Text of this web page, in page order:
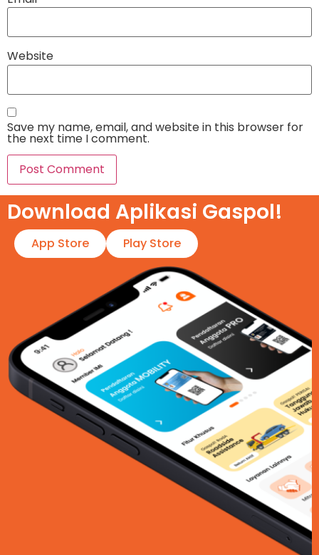
Website
Save my name, email, and website in this browser for
the next time I comment.
Download Aplikasi Gaspol!​
App Store Play Store